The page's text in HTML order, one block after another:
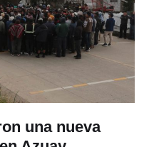
una nueva